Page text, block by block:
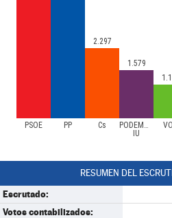
PSOE PP Cs
PODEMOS-
IU
2.297
1.579
RESUMEN DEL
Escrutado:
Votos contabilizados: